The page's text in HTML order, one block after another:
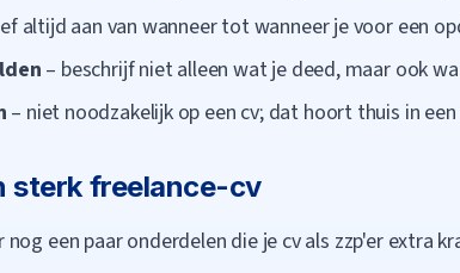
altijd aan van wanneer tot wanneer je voor een
– beschrijf niet alleen wat je deed, maar ook
– niet noodzakelijk op een cv; dat hoort thuis in
sterk freelance-cv
een paar onderdelen die je cv als zzp'er extra